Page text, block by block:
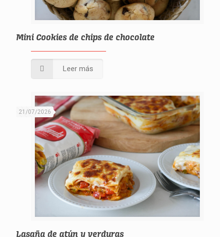
Mini Cookies de chips de chocolate
Leer más
21/07/2026
Lasaña de atún y verduras